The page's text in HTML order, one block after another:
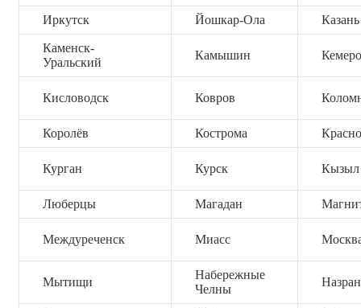
Иркутск Йошкар-Ола Казань
Каменск-
Уральский
Камышин
Кисловодск Ковров
Королёв Кострома
Курган Курск Кызыл
Люберцы Магадан
Междуреченск Миасс
Мытищи
Набережные
Челны